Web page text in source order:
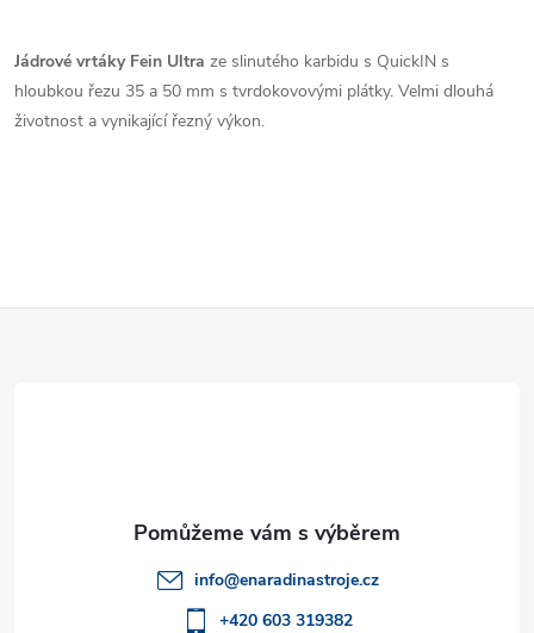
ů
ů
v
l
c
Jádrové vrtáky Fein Ultra ze slinutého karbidu s QuickIN s
hloubkou řezu 35 a 50 mm s tvrdokovovými plátky. Velmi dlouhá
životnost a vynikající řezný výkon.
info@enaradinastroje.cz
+420 603 319382